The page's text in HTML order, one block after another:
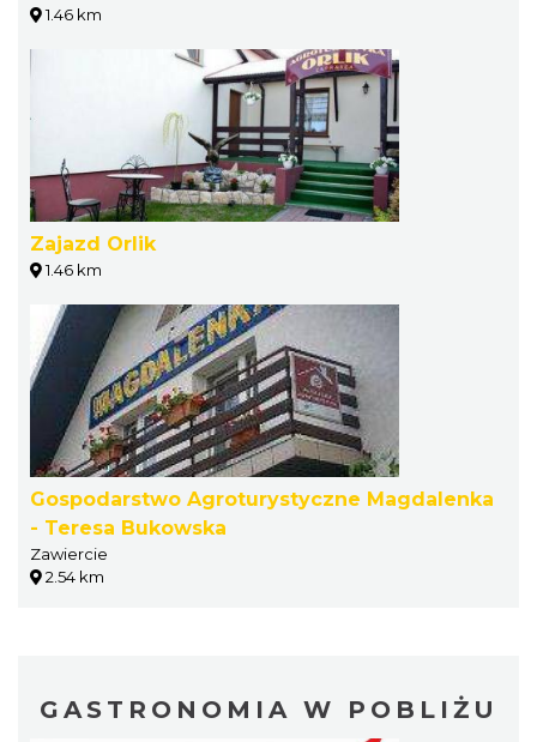
1.46 km
Zajazd Orlik
1.46 km
Gospodarstwo Agroturystyczne Magdalenka
- Teresa Bukowska
Zawiercie
2.54 km
GASTRONOMIA W POBLIŻU